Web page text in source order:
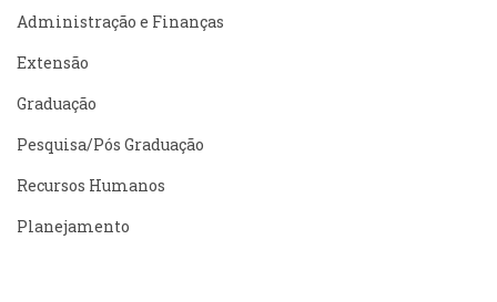
Administração e Finanças
Extensão
Graduação
Pesquisa/Pós Graduação
Recursos Humanos
Planejamento